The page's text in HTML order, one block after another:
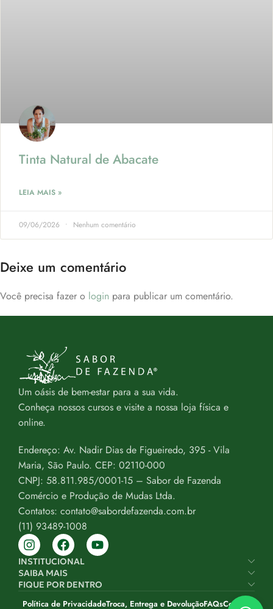
Tinta Natural de Abacate
LEIA MAIS »
09/06/2026 Nenhum comentário
Deixe um comentário
Você precisa fazer o login para publicar um comentário.
Um oásis de bem-estar para a sua vida.
Conheça nossos cursos e visite a nossa loja física e
online.
Endereço: Av. Nadir Dias de Figueiredo, 395 - Vila
Maria, São Paulo. CEP: 02110-000
CNPJ: 58.811.985/0001-15 – Sabor de Fazenda
Comércio e Produção de Mudas Ltda.
Contatos: contato@sabordefazenda.com.br
(11) 93489-1008
INSTITUCIONAL
SAIBA MAIS
FIQUE POR DENTRO
Política de PrivacidadeTroca, Entrega e DevoluçãoFAQsContato